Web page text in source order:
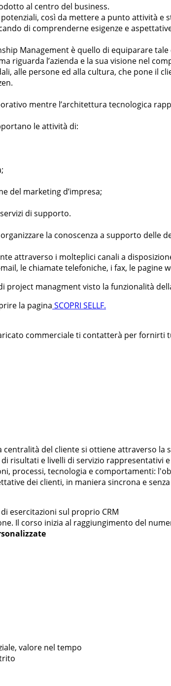
al centro del business.
così da mettere a punto attività e
di comprenderne esigenze e
Management è quello di equiparare
l’azienda e la sua visione nel
alle persone ed alla cultura, che pone il
mentre l’architettura tecnologica
le attività di:
del marketing d’impresa;
di supporto.
la conoscenza a supporto delle
attraverso i molteplici canali a
le chiamate telefoniche, i fax, le pagine
managment visto la funzionalità della
la pagina SCOPRI SELLF.
commerciale ti contatterà per fornirti
del cliente si ottiene attraverso
risultati e livelli di servizio rappresentativi
processi, tecnologia e comportamenti:
dei clienti, in maniera sincrona e
esercitazioni sul proprio CRM
Il corso inizia al raggiungimento del
valore nel tempo